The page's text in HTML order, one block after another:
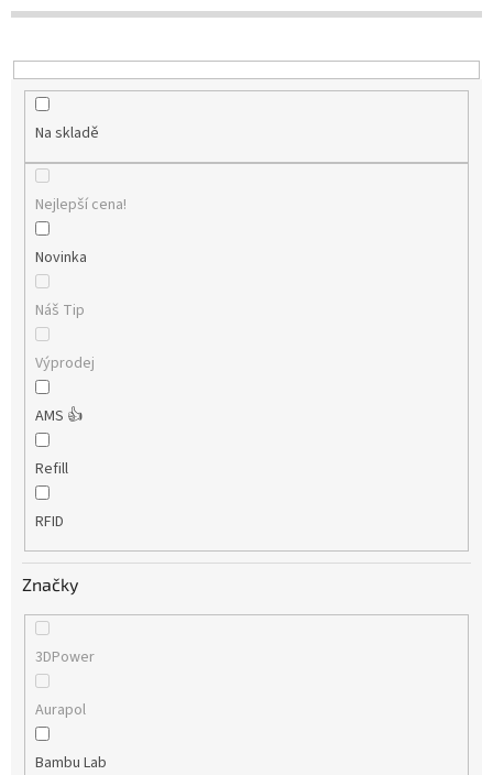
t
Na skladě
Nejlepší cena!
Novinka
Náš Tip
Výprodej
AMS 👍
Refill
RFID
Značky
3DPower
Aurapol
Bambu Lab